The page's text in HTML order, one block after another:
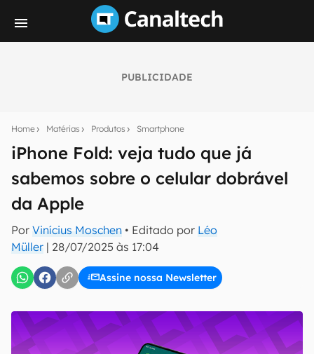
PUBLICIDADE
Home Matérias Produtos Smartphone
iPhone Fold: veja tudo que já
sabemos sobre o celular dobrável
da Apple
Por Vinícius Moschen • Editado por Léo
Müller | 28/07/2025 às 17:04
Assine nossa Newsletter
notícias e reviews sobre tecnologia em primeira
E-mail
inscreva-se
Confirmo que li, aceito e concordo com os Termos de
Uso e Política de Privacidade do Canaltech.